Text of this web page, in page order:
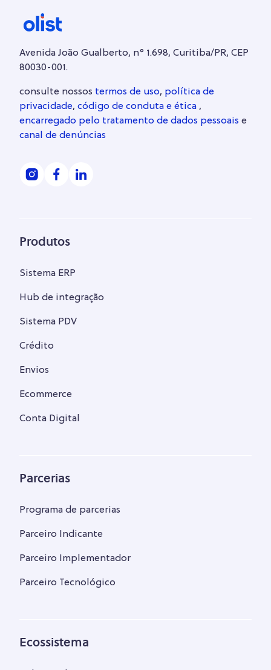
Avenida João Gualberto, n° 1.698, Curitiba/PR, CEP
80030-001.
consulte nossos termos de uso, política de
privacidade, código de conduta e ética ,
encarregado pelo tratamento de dados pessoais e
canal de denúncias
Produtos
Sistema ERP
Hub de integração
Sistema PDV
Crédito
Envios
Ecommerce
Conta Digital
Parcerias
Programa de parcerias
Parceiro Indicante
Parceiro Implementador
Parceiro Tecnológico
Ecossistema